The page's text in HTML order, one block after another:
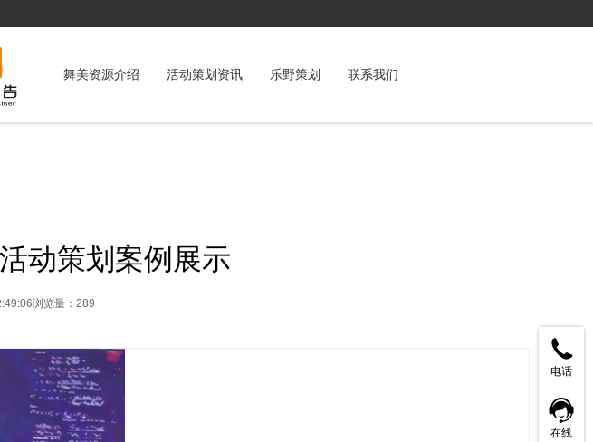
舞美资源介绍 活动策划资讯 乐野策划 联系我们
动策划案例展示
浏览量：289
电话
在线